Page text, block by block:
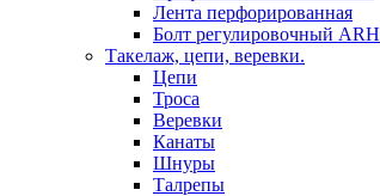
Лента перфорированная
Болт регулировочный ARH
Такелаж, цепи, веревки.
Цепи
Троса
Веревки
Канаты
Шнуры
Талрепы